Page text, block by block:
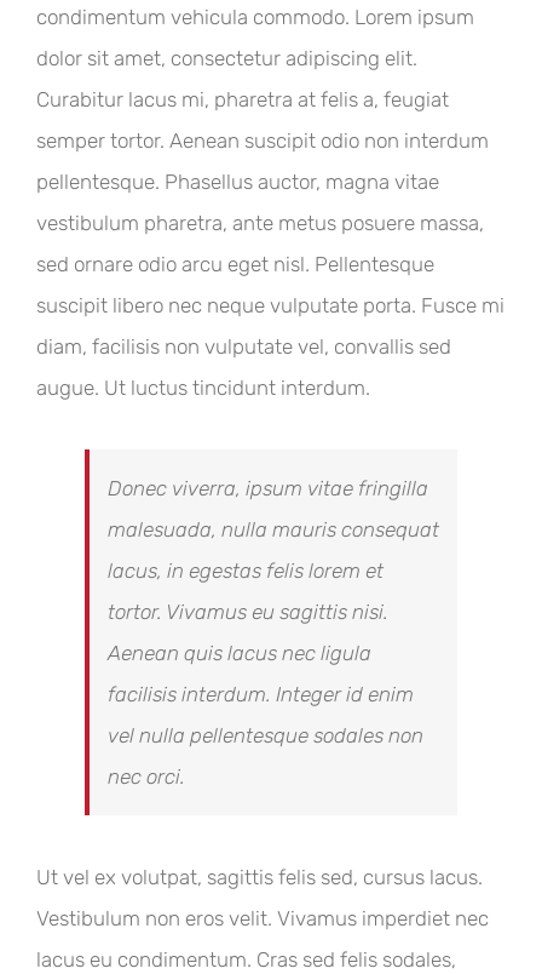
condimentum vehicula commodo. Lorem ipsum
dolor sit amet, consectetur adipiscing elit.
Curabitur lacus mi, pharetra at felis a, feugiat
semper tortor. Aenean suscipit odio non interdum
pellentesque. Phasellus auctor, magna vitae
vestibulum pharetra, ante metus posuere massa,
sed ornare odio arcu eget nisl. Pellentesque
suscipit libero nec neque vulputate porta. Fusce mi
diam, facilisis non vulputate vel, convallis sed
augue. Ut luctus tincidunt interdum.
Donec viverra, ipsum vitae fringilla
malesuada, nulla mauris consequat
lacus, in egestas felis lorem et
tortor. Vivamus eu sagittis nisi.
Aenean quis lacus nec ligula
facilisis interdum. Integer id enim
vel nulla pellentesque sodales non
nec orci.
Ut vel ex volutpat, sagittis felis sed, cursus lacus.
Vestibulum non eros velit. Vivamus imperdiet nec
lacus eu condimentum. Cras sed felis sodales,